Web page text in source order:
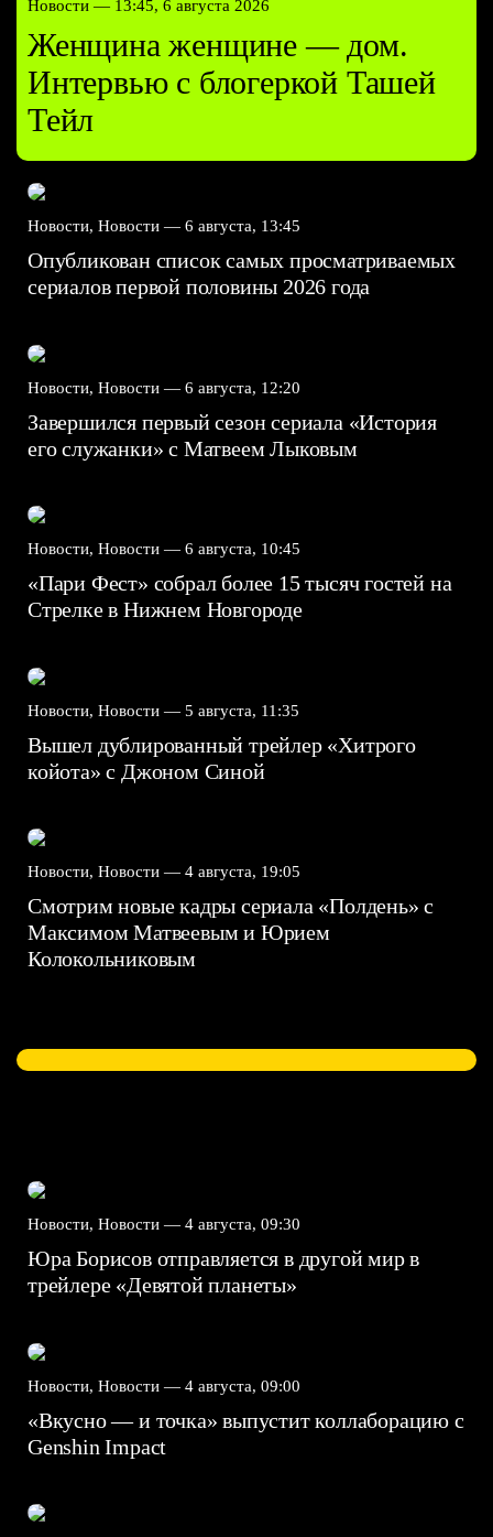
Новости — 13:45, 6 августа 2026
Женщина женщине — дом.
Интервью с блогеркой Ташей
Тейл
Новости, Новости — 6 августа, 13:45
Опубликован список самых просматриваемых
сериалов первой половины 2026 года
Новости, Новости — 6 августа, 12:20
Завершился первый сезон сериала «История
его служанки» с Матвеем Лыковым
Новости, Новости — 6 августа, 10:45
«Пари Фест» собрал более 15 тысяч гостей на
Стрелке в Нижнем Новгороде
Новости, Новости — 5 августа, 11:35
Вышел дублированный трейлер «Хитрого
койота» с Джоном Синой
Новости, Новости — 4 августа, 19:05
Смотрим новые кадры сериала «Полдень» с
Максимом Матвеевым и Юрием
Колокольниковым
Новости, Новости — 4 августа, 09:30
Юра Борисов отправляется в другой мир в
трейлере «Девятой планеты»
Новости, Новости — 4 августа, 09:00
«Вкусно — и точка» выпустит коллаборацию с
Genshin Impact⁠⁠